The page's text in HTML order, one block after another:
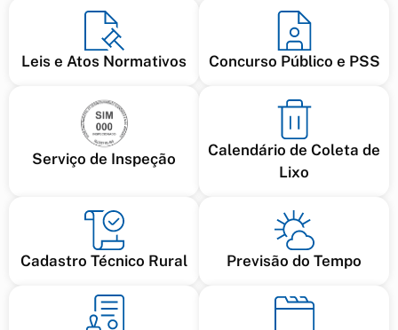
Leis e Atos Normativos Concurso Público e PSS
Serviço de Inspeção
Calendário de Coleta de
Lixo
Cadastro Técnico Rural Previsão do Tempo